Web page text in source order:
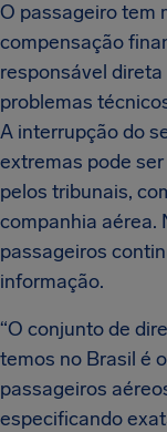
O passageiro tem
compensação
responsável
problemas
A interrupção do
extremas pode
pelos tribunais,
companhia aérea.
passageiros
informação.
“O conjunto de
temos no Brasil é
passageiros
especificando